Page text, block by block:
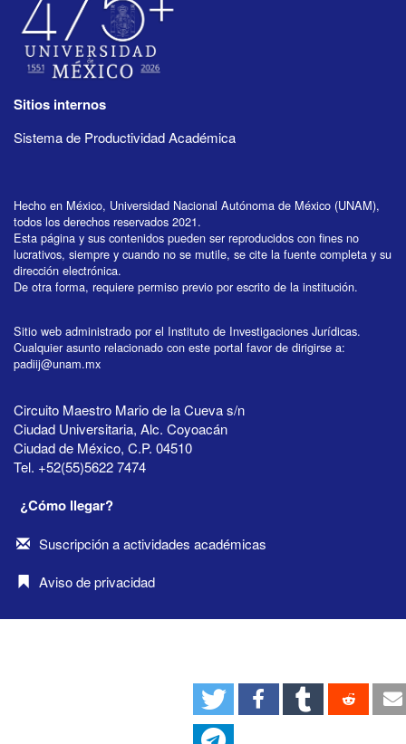
Sitios internos
Sistema de Productividad Académica
Hecho en México, Universidad Nacional Autónoma de México (UNAM),
todos los derechos reservados 2021.
Esta página y sus contenidos pueden ser reproducidos con fines no
lucrativos, siempre y cuando no se mutile, se cite la fuente completa y su
dirección electrónica.
De otra forma, requiere permiso previo por escrito de la institución.
Sitio web administrado por el Instituto de Investigaciones Jurídicas.
Cualquier asunto relacionado con este portal favor de dirigirse a:
padiij@unam.mx
Circuito Maestro Mario de la Cueva s/n
Ciudad Universitaria, Alc. Coyoacán
Ciudad de México, C.P. 04510
Tel. +52(55)5622 7474
¿Cómo llegar?
Suscripción a actividades académicas
Aviso de privacidad